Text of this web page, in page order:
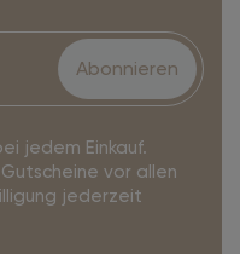
Abonnieren
jedem Einkauf.
vor allen
jederzeit